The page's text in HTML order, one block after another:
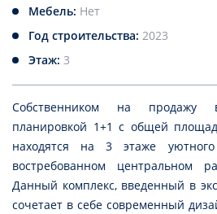
Мебель: Нет
Год строительства: 2023
Этаж: 3
Собственником на продажу
планировкой 1+1 с общей
находятся на 3 этаже
востребованном центральном
Данный комплекс, введенный в
сочетает в себе современный